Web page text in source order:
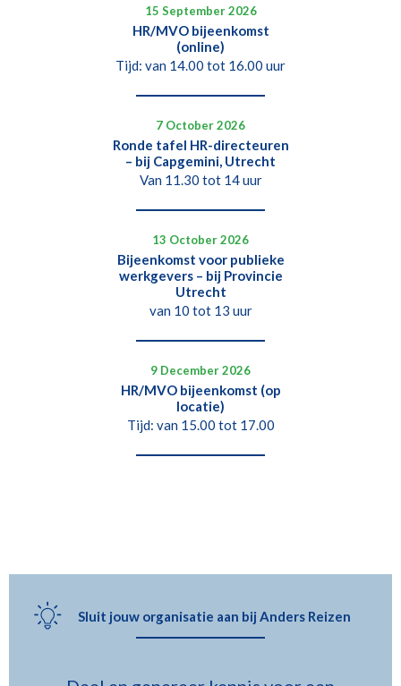
15 September 2026
HR/MVO bijeenkomst
(online)
Tijd: van 14.00 tot 16.00 uur
7 October 2026
Ronde tafel HR-directeuren
– bij Capgemini, Utrecht
Van 11.30 tot 14 uur
13 October 2026
Bijeenkomst voor publieke
werkgevers – bij Provincie
Utrecht
van 10 tot 13 uur
9 December 2026
HR/MVO bijeenkomst (op
locatie)
Tijd: van 15.00 tot 17.00
Sluit jouw organisatie aan bij Anders Reizen